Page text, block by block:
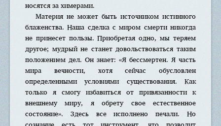
носятся за химерами.
Материя не может быть источником истинного
блаженства. Наша сделка с миром смерти никогда
не принесет пользы. Приобретая одно, мы теряем
другое; мудрый не станет довольствоваться таким
положением дел. Он знает: «Я бессмертен. Я часть
мира вечности, хотя сейчас обусловлен
определенными условиями существования. Как
только я смогу избавиться от привязанности к
внешнему миру, я обрету свое естественное
состояние». Здесь все исполнено печали. Но